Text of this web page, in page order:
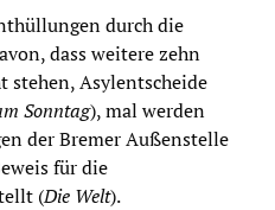
durch die
dass weitere zehn
stehen, Asylentscheide
Sonntag), mal werden
der Bremer Außenstelle
für die
(Die Welt).